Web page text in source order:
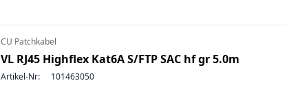
CU Patchkabel
VL RJ45 Highflex Kat6A S/FTP SAC hf gr 5.0m
Artikel-Nr: 101463050